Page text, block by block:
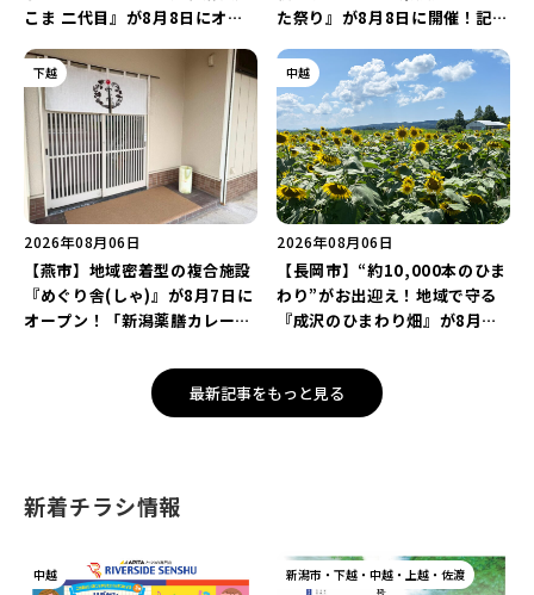
こま 二代目』が8月8日にオー
た「麻婆麺」を復刻♪
た祭り』が8月8日に開催！記念
を楽しもう♪
下越
2026年08月06日
【燕市】地域密着型の複合施設
『めぐり舎(しゃ)』が8月7日に
オープン！「新潟薬膳カレー
メニューや漆喰アートを楽しも
中越
2026年08月06日
【長岡市】“約10,000本のひま
わり”がお出迎え！地域で守る
『成沢のひまわり畑』が8月中
力を満喫しよう！
最新記事をもっと見る
新着チラシ情報
中越 新潟市・下越・中越・上越・佐渡